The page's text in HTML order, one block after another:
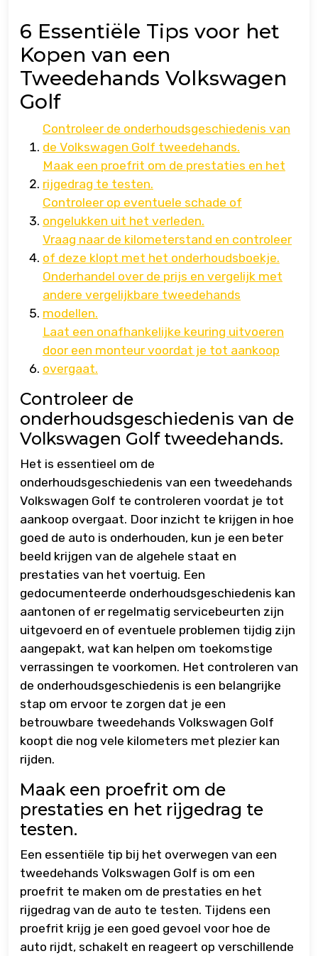
6 Essentiële Tips voor het
Kopen van een
Tweedehands Volkswagen
Golf
Controleer de onderhoudsgeschiedenis van
de Volkswagen Golf tweedehands.
Maak een proefrit om de prestaties en het
rijgedrag te testen.
Controleer op eventuele schade of
ongelukken uit het verleden.
Vraag naar de kilometerstand en controleer
of deze klopt met het onderhoudsboekje.
Onderhandel over de prijs en vergelijk met
andere vergelijkbare tweedehands
modellen.
Laat een onafhankelijke keuring uitvoeren
door een monteur voordat je tot aankoop
overgaat.
Controleer de
onderhoudsgeschiedenis van de
Volkswagen Golf tweedehands.
Het is essentieel om de
onderhoudsgeschiedenis van een tweedehands
Volkswagen Golf te controleren voordat je tot
aankoop overgaat. Door inzicht te krijgen in hoe
goed de auto is onderhouden, kun je een beter
beeld krijgen van de algehele staat en
prestaties van het voertuig. Een
gedocumenteerde onderhoudsgeschiedenis kan
aantonen of er regelmatig servicebeurten zijn
uitgevoerd en of eventuele problemen tijdig zijn
aangepakt, wat kan helpen om toekomstige
verrassingen te voorkomen. Het controleren van
de onderhoudsgeschiedenis is een belangrijke
stap om ervoor te zorgen dat je een
betrouwbare tweedehands Volkswagen Golf
koopt die nog vele kilometers met plezier kan
rijden.
Maak een proefrit om de
prestaties en het rijgedrag te
testen.
Een essentiële tip bij het overwegen van een
tweedehands Volkswagen Golf is om een
proefrit te maken om de prestaties en het
rijgedrag van de auto te testen. Tijdens een
proefrit krijg je een goed gevoel voor hoe de
auto rijdt, schakelt en reageert op verschillende